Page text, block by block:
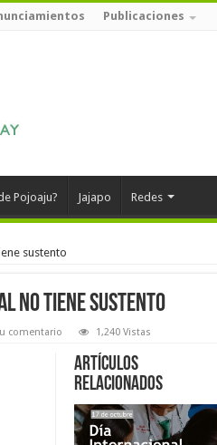
Publicaciones
Pojoaju? Jajapo Redes
sustento
no tiene sustento
comentario 1,240 Vistas
Artículos
relacionados